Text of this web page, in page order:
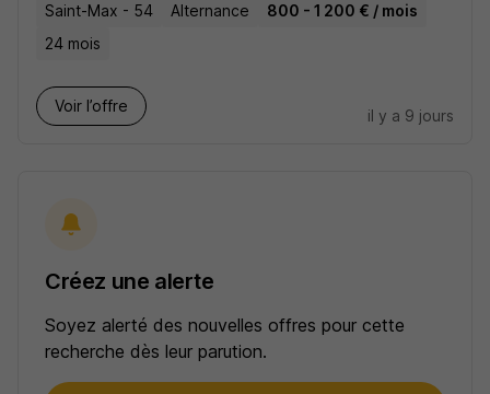
Saint-Max - 54 Alternance
800 - 1 200 € / mois
24 mois
Voir l’offre
il y a 9 jours
Créez une alerte
Soyez alerté des nouvelles offres pour cette
recherche dès leur parution.